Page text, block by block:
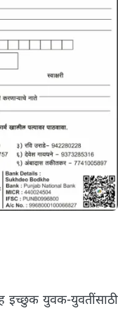
इच्छुक युवक-युवतींसाठी